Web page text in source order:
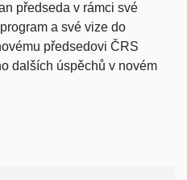
předseda v rámci své
a své vize do
předsedovi ČRS
dalších úspěchů v novém